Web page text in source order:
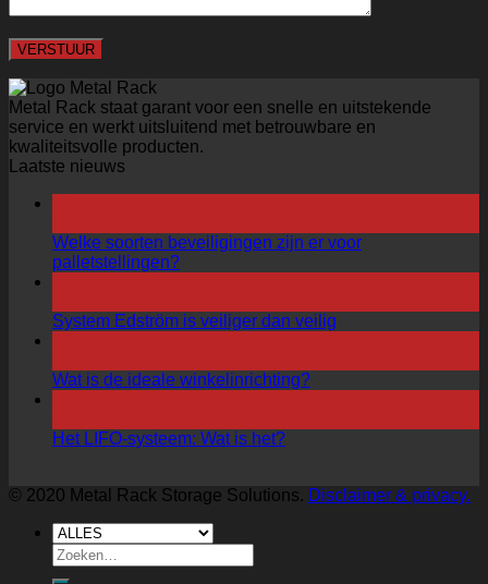
Metal Rack staat garant voor een snelle en uitstekende
service en werkt uitsluitend met betrouwbare en
kwaliteitsvolle producten.
Laatste nieuws
Welke soorten beveiligingen zijn er voor
palletstellingen?
System Edström is veiliger dan veilig
Wat is de ideale winkelinrichting?
Het LIFO-systeem: Wat is het?
© 2020 Metal Rack Storage Solutions. Disclaimer & privacy.
Zoeken
naar: